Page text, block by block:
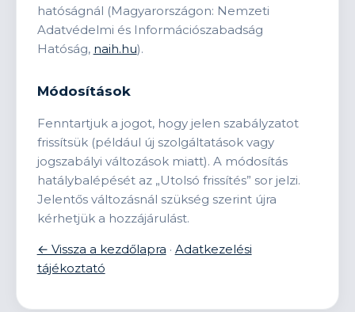
hatóságnál (Magyarországon: Nemzeti
Adatvédelmi és Információszabadság
Hatóság, naih.hu).
Módosítások
Fenntartjuk a jogot, hogy jelen szabályzatot
frissítsük (például új szolgáltatások vagy
jogszabályi változások miatt). A módosítás
hatálybalépését az „Utolsó frissítés” sor jelzi.
Jelentős változásnál szükség szerint újra
kérhetjük a hozzájárulást.
← Vissza a kezdőlapra · Adatkezelési
tájékoztató